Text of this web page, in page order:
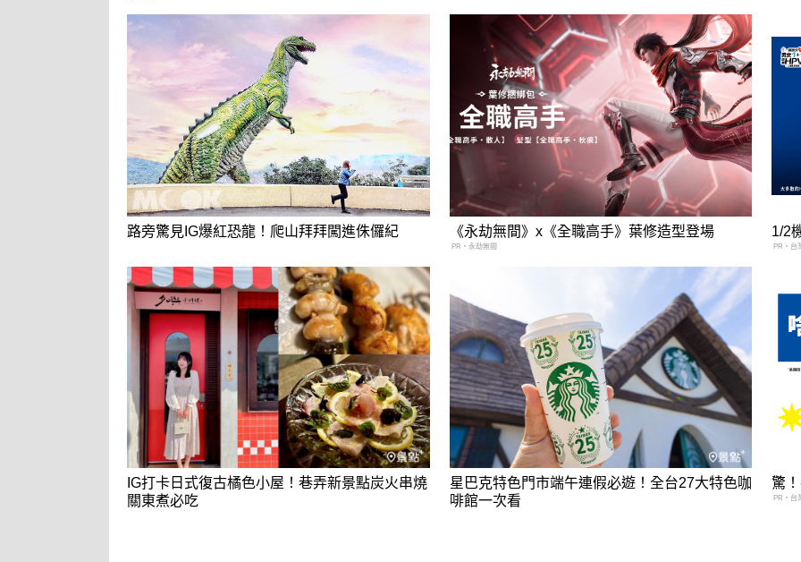
路旁驚見IG爆紅恐龍！爬山拜拜闖進侏儸紀 《永劫無間》x《全職高手》葉修造型登場
PR・永劫無間
1/2
PR・台
IG打卡日式復古橘色小屋！巷弄新景點炭火串燒
關東煮必吃
星巴克特色門市端午連假必遊！全台27大特色咖
啡館一次看
驚
PR・台